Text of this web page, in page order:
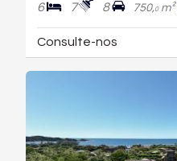
6 7 8 750,0m²
Consulte-nos